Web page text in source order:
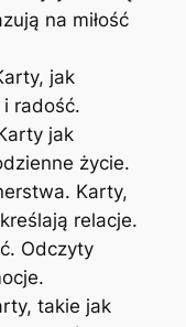
na miłość
jak
i radość.
jak
życie.
Karty,
relacje.
Odczyty
takie jak